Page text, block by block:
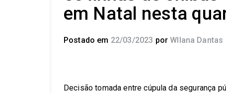
em Natal nesta
Postado em 22/03/2023 por Wllana Dantas
Decisão tomada entre cúpula da segurança